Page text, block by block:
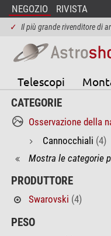
NEGOZIO RIVISTA
✓ Il più grande rivenditore di
Telescopi
CATEGORIE
Osservazione della
Cannocchiali (4)
Mostra le categorie
PRODUTTORE
Swarovski (4)
PESO